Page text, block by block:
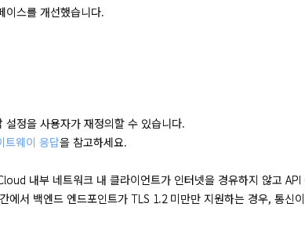
이스를 개선했습니다.
정을 사용자가 재정의할 수 있습니다.
트웨이 응답을 참고하세요.
내부 네트워크 내 클라이언트가 인터넷을 경유하지 않고
에서 백엔드 엔드포인트가 TLS 1.2 미만만 지원하는 경우, 통신